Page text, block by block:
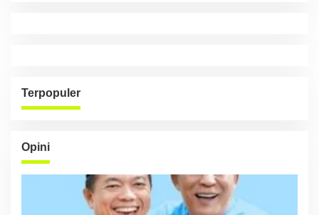
Terpopuler
Opini